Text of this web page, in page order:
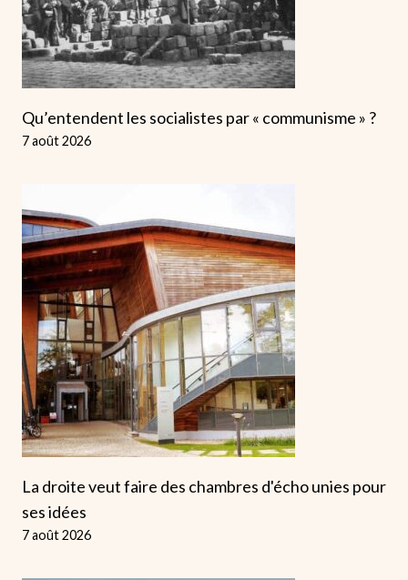
Qu’entendent les socialistes par « communisme » ?
7 août 2026
La droite veut faire des chambres d'écho unies pour
ses idées
7 août 2026